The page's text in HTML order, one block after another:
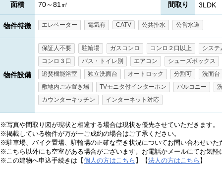
面積 70～81㎡ 間取り 3LDK
物件特徴 エレベーター 電気有 CATV 公共排水 公営水道
物件設備
保証人不要 駐輪場 ガスコンロ コンロ２口以上
システ
コンロ３口
バス・トイレ別 エアコン
シューズボックス
追焚機能浴室
独立洗面台 オートロック 分割可
洗面台
敷地内ごみ置き場
TVモニタ付インターホン バルコニー
カウンターキッチン
インターネット対応
※写真や間取り図が現状と相違する場合は現状を優先させていただきます。
※掲載している物件が万が一ご成約の場合はご了承ください。
※駐車場、バイク置場、駐輪場の正確な空き状況についてお問い合わせいた
※こちら以外にも空室がある場合がございます。お電話かメールにてお気軽
※この建物へ申込手続きは【個人の方はこちら 】【法人の方はこちら 】